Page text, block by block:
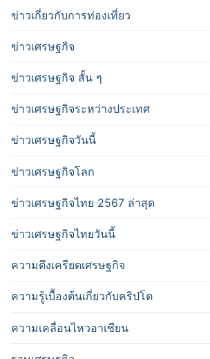
ข่าวเกี่ยวกับการท่องเที่ยว
ข่าวเศรษฐกิจ
ข่าวเศรษฐกิจ สั้น ๆ
ข่าวเศรษฐกิจระหว่างประเทศ
ข่าวเศรษฐกิจวันนี้
ข่าวเศรษฐกิจโลก
ข่าวเศรษฐกิจไทย 2567 ล่าสุด
ข่าวเศรษฐกิจไทยวันนี้
ความตึงเครียดเศรษฐกิจ
ความรู้เบื้องต้นเกี่ยวกับคริปโต
ความเคลื่อนไหวอาเซียน